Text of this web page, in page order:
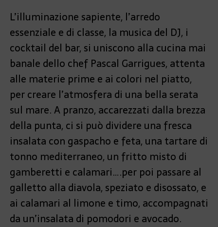
L’illuminazione sapiente, l’arredo
essenziale e di classe, la musica del DJ, i
cocktail del bar, si uniscono alla cucina mai
banale dello chef Pascal Garrigues, attenta
alle materie prime e ai colori nel piatto,
per creare l’atmosfera di una bella serata
sul mare. A pranzo, accarezzati dalla brezza
della punta, ci si può dividere una fresca
insalata con gaspacho e feta, una tartare di
tonno mediterraneo, un fritto misto di
gamberetti e calamari….per poi passare al
galletto alla diavola, speziato e disossato, e
ai calamari al limone e timo, accompagnati
da un’insalata di pomodori e avocado.